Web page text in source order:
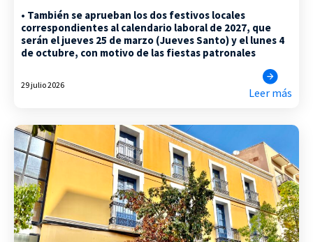
• También se aprueban los dos festivos locales
correspondientes al calendario laboral de 2027, que
serán el jueves 25 de marzo (Jueves Santo) y el lunes 4
de octubre, con motivo de las fiestas patronales
29 julio 2026
Leer más